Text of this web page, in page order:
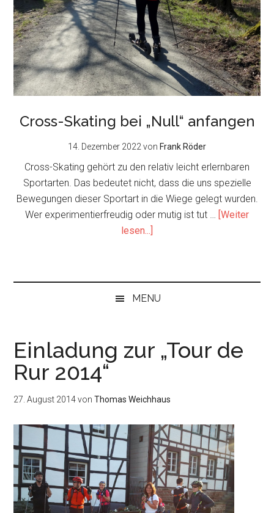
Cross-Skating bei „Null“ anfangen
14. Dezember 2022von Frank Röder
Cross-Skating gehört zu den relativ leicht erlernbaren
Sportarten. Das bedeutet nicht, dass die uns spezielle
Bewegungen dieser Sportart in die Wiege gelegt wurden.
Wer experimentierfreudig oder mutig ist tut … [Weiter
lesen...]
„Null“
MENU
Einladung zur „Tour de
Rur 2014“
27. August 2014vonThomas Weichhaus